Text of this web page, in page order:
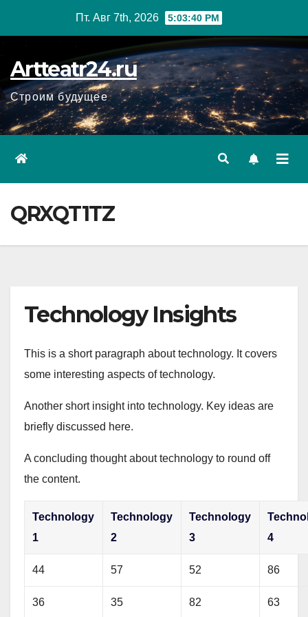
Пт. Авг 7th, 2026 5:03:41 PM
Artteatr24.ru
Строим будущее
QRXQT1TZ
Technology Insights
This is a short paragraph about technology. It covers
some interesting aspects of technology.
Another short insight into technology. Key ideas are
briefly discussed here.
A concluding thought about technology to round off
the content.
Technology
1
Technology
2
Technology
3
4
44 57 52 86
36 35 82 63